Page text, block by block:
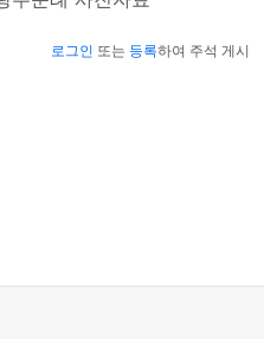
주순례 사진자료에 대해
로그인 또는 등록하여 주석 게시